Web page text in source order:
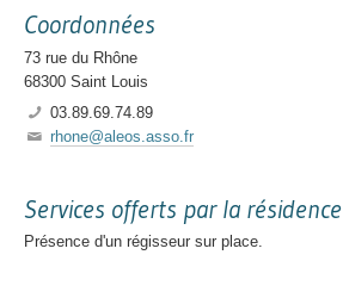
Coordonnées
73 rue du Rhône
68300 Saint Louis
03.89.69.74.89
rhone@aleos.asso.fr
Services offerts par la résidence
Présence d'un régisseur sur place.